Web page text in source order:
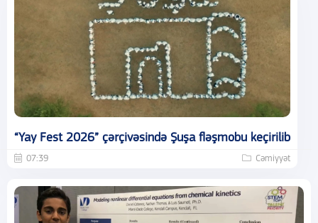
“Yay Fest 2026” çərçivəsində Şuşa fləşmobu keçirilib
07:39 Cəmiyyət